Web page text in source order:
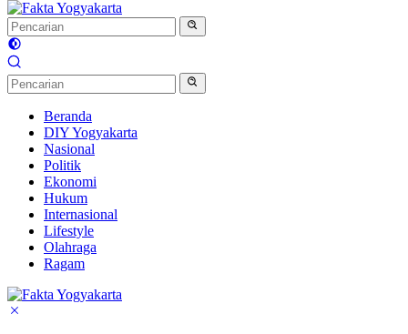
Beranda
DIY Yogyakarta
Nasional
Politik
Ekonomi
Hukum
Internasional
Lifestyle
Olahraga
Ragam